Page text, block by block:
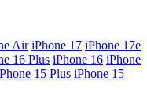
Air iPhone 17 iPhone 17e
16 Plus iPhone 16 iPhone
15 Plus iPhone 15